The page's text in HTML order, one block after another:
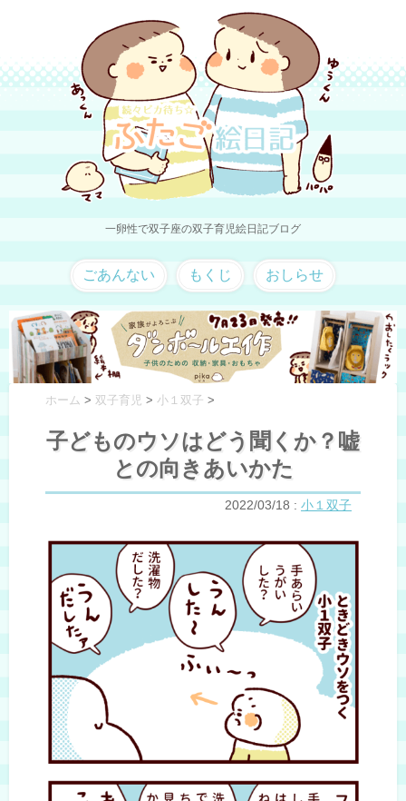
一卵性で双子座の双子育児絵日記ブログ
ごあんない もくじ おしらせ
ホーム > 双子育児 > 小１双子 >
子どものウソはどう聞くか？嘘
との向きあいかた
2022/03/18 : 小１双子